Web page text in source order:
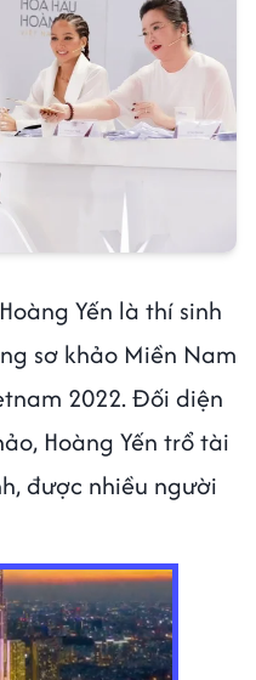
Yến là thí sinh
sơ khảo Miền Nam
2022. Đối diện
Hoàng Yến trổ tài
được nhiều người